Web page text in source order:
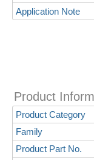
Application Note
Product
Product Category
Family
Product Part No.